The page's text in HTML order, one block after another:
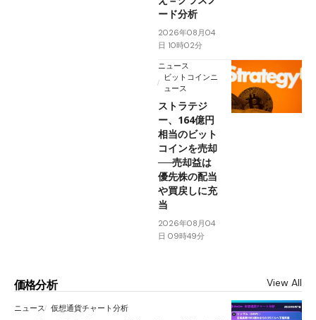
ード分析
2026年08月04
日 10時02分
ニュース
ビットコインニ
ュース
ストラテジ
ー、164億円
相当のビット
コインを売却
──売却益は
優先株の配当
や買戻しに充
当
2026年08月04
日 09時49分
価格分析 View All
ニュース 仮想通貨チャート分析